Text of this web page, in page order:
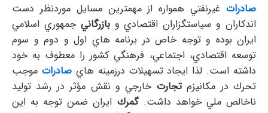
صادرات غيرنفتي همواره از مهمترين مسايل موردنظر دست
اندكاران و سياستگزاران اقتصادي وبازرگاني جمهوري اسلامي
ايران بوده و توجه خاص در برنامه هاي اول و دوم و سوم
توسعه اقتصادي، اجتماعي، فرهنگي كشور را معطوف به خود
داشته است. لذا ايجاد تسهيلات درزمينه هايصادرات موجب
تحرك در مكانيزمتجارت خارجي و نقش مؤثر در رشد توليد
ناخالص ملي خواهد داشت.گمرك ايران ضمن توجه به اين